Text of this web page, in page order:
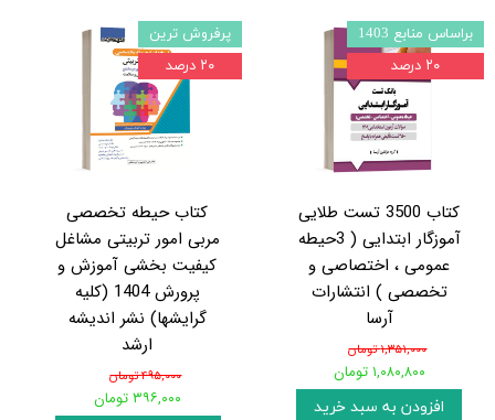
کتاب 3500 تست طلایی
آموزگار ابتدایی ( 3حیطه
عمومی ، اختصاصی و
تخصصی ) انتشارات
آرسا
۱,۳۵۱,۰۰۰ تومان
۱,۰۸۰,۸۰۰ تومان
افزودن به سبد خرید
براساس منابع 1403
۲۰ درصد
کتاب حیطه تخصصی
مربی امور تربیتی مشاغل
کیفیت بخشی آموزش و
پرورش 1404 (کلیه
گرایشها) نشر اندیشه
ارشد
۴۹۵,۰۰۰ تومان
۳۹۶,۰۰۰ تومان
پرفروش ترین
۲۰ درصد